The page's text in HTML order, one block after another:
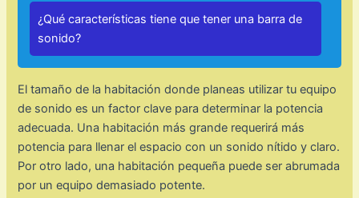
¿Qué características tiene que tener una barra de
sonido?
El tamaño de la habitación donde planeas utilizar tu equipo
de sonido es un factor clave para determinar la potencia
adecuada. Una habitación más grande requerirá más
potencia para llenar el espacio con un sonido nítido y claro.
Por otro lado, una habitación pequeña puede ser abrumada
por un equipo demasiado potente.